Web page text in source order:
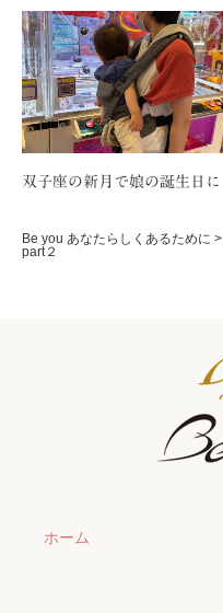
双子座の新月で娘の誕生日に
Be you あなたらしくあるために >
part２
ホーム